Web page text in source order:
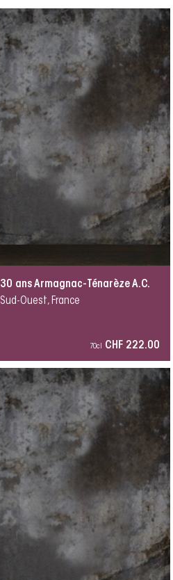
30 ans Armagnac-Ténarèze A.C.
Sud-Ouest, France
70cl CHF 222.00